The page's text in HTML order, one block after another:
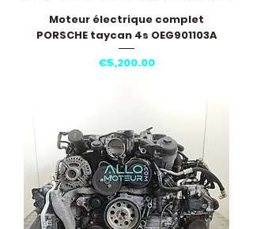
Moteur électrique complet
PORSCHE taycan 4s OEG901103A
Price
€5,200.00